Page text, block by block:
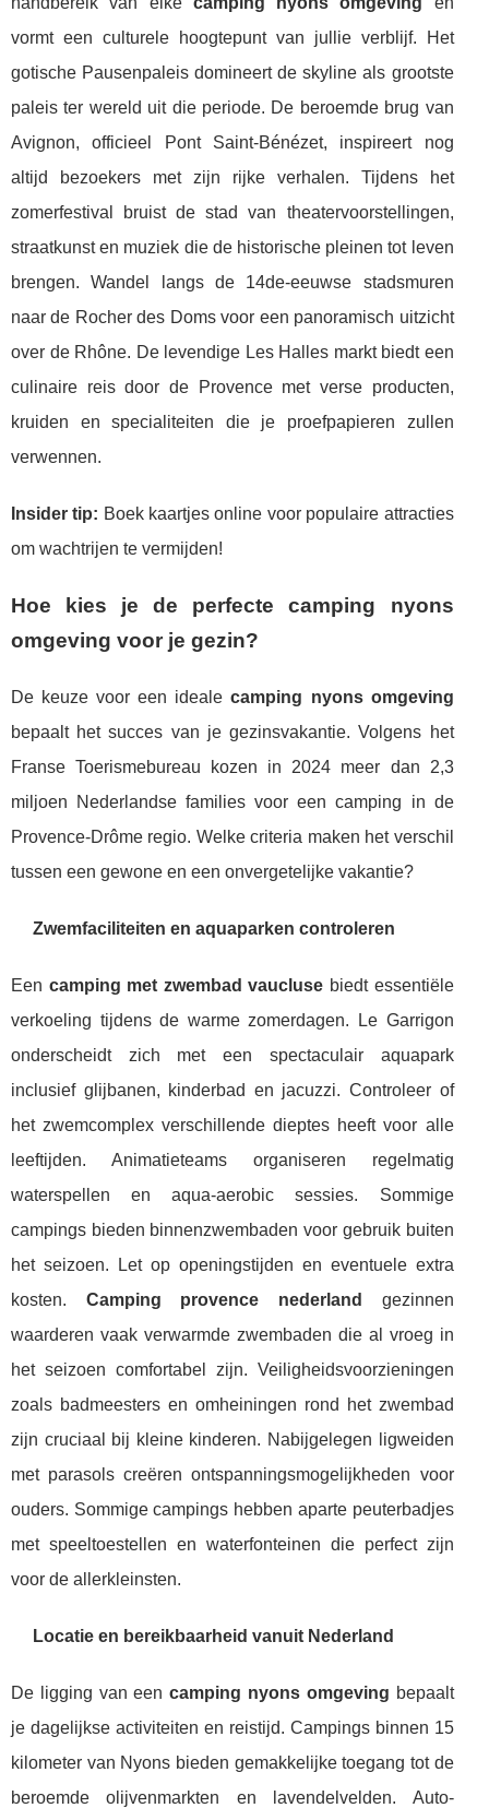
vormt een culturele hoogtepunt van jullie verblijf. Het
gotische Pausenpaleis domineert de skyline als grootste
paleis ter wereld uit die periode. De beroemde brug van
Avignon, officieel Pont Saint-Bénézet, inspireert nog
altijd bezoekers met zijn rijke verhalen. Tijdens het
zomerfestival bruist de stad van theatervoorstellingen,
straatkunst en muziek die de historische pleinen tot leven
brengen. Wandel langs de 14de-eeuwse stadsmuren
naar de Rocher des Doms voor een panoramisch uitzicht
over de Rhône. De levendige Les Halles markt biedt een
culinaire reis door de Provence met verse producten,
kruiden en specialiteiten die je proefpapieren zullen
verwennen.
Insider tip: Boek kaartjes online voor populaire attracties
om wachtrijen te vermijden!
Hoe kies je de perfecte camping nyons
omgeving voor je gezin?
De keuze voor een idealecamping nyons omgeving
bepaalt het succes van je gezinsvakantie. Volgens het
Franse Toerismebureau kozen in 2024 meer dan 2,3
miljoen Nederlandse families voor een camping in de
Provence-Drôme regio. Welke criteria maken het verschil
tussen een gewone en een onvergetelijke vakantie?
Zwemfaciliteiten en aquaparken controleren
Een camping met zwembad vaucluse biedt essentiële
verkoeling tijdens de warme zomerdagen. Le Garrigon
onderscheidt zich met een spectaculair aquapark
inclusief glijbanen, kinderbad en jacuzzi. Controleer of
het zwemcomplex verschillende dieptes heeft voor alle
leeftijden. Animatieteams organiseren regelmatig
waterspellen en aqua-aerobic sessies. Sommige
campings bieden binnenzwembaden voor gebruik buiten
het seizoen. Let op openingstijden en eventuele extra
kosten. Camping provence nederland
gezinnen
waarderen vaak verwarmde zwembaden die al vroeg in
het seizoen comfortabel zijn. Veiligheidsvoorzieningen
zoals badmeesters en omheiningen rond het zwembad
zijn cruciaal bij kleine kinderen. Nabijgelegen ligweiden
met parasols creëren ontspanningsmogelijkheden voor
ouders. Sommige campings hebben aparte peuterbadjes
met speeltoestellen en waterfonteinen die perfect zijn
voor de allerkleinsten.
Locatie en bereikbaarheid vanuit Nederland
De ligging van eencamping nyons omgeving bepaalt
je dagelijkse activiteiten en reistijd. Campings binnen 15
kilometer van Nyons bieden gemakkelijke toegang tot de
beroemde olijvenmarkten en lavendelvelden. Auto-